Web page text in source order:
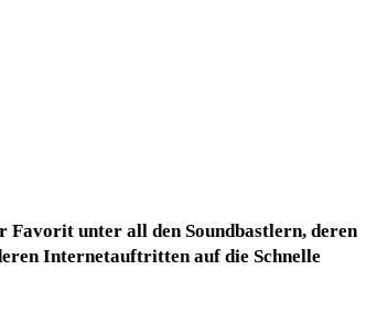
Favo­rit unter all den Sound­bast­lern, deren
Inter­net­auf­trit­ten auf die Schnel­le